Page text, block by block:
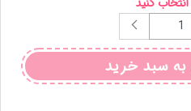
سبد خرید